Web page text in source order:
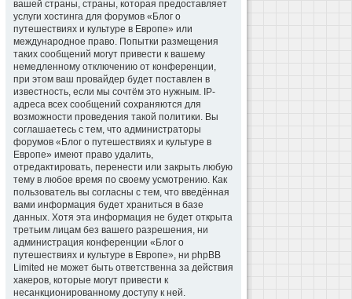
вашей страны, страны, которая предоставляет
услуги хостинга для форумов «Блог о
путешествиях и культуре в Европе» или
международное право. Попытки размещения
таких сообщений могут привести к вашему
немедленному отключению от конференции,
при этом ваш провайдер будет поставлен в
известность, если мы сочтём это нужным. IP-
адреса всех сообщений сохраняются для
возможности проведения такой политики. Вы
соглашаетесь с тем, что администраторы
форумов «Блог о путешествиях и культуре в
Европе» имеют право удалить,
отредактировать, перенести или закрыть любую
тему в любое время по своему усмотрению. Как
пользователь вы согласны с тем, что введённая
вами информация будет храниться в базе
данных. Хотя эта информация не будет открыта
третьим лицам без вашего разрешения, ни
администрация конференции «Блог о
путешествиях и культуре в Европе», ни phpBB
Limited не может быть ответственна за действия
хакеров, которые могут привести к
несанкционированному доступу к ней.